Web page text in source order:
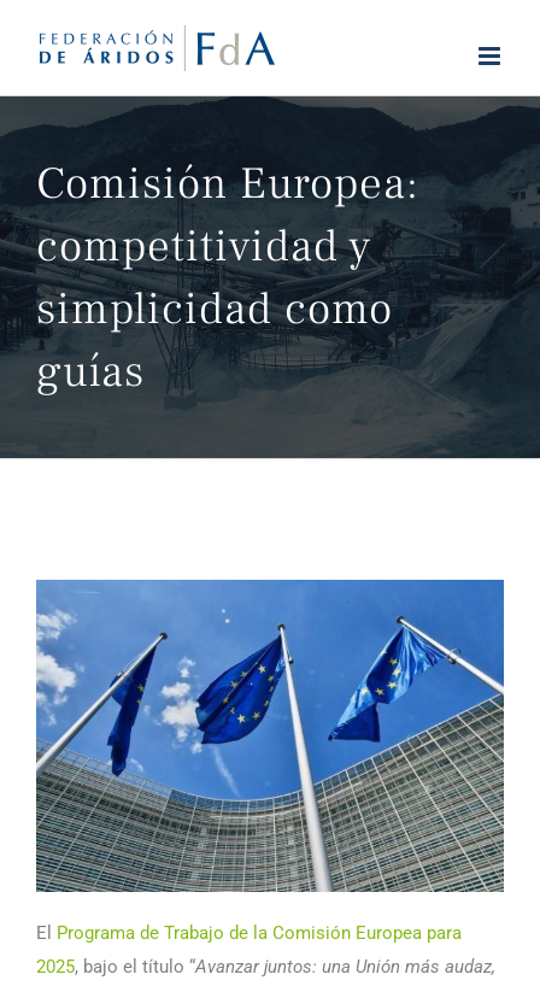
Comisión Europea:
competitividad y
simplicidad como
guías
El Programa de Trabajo de la Comisión Europea para
2025, bajo el título “Avanzar juntos: una Unión más audaz,